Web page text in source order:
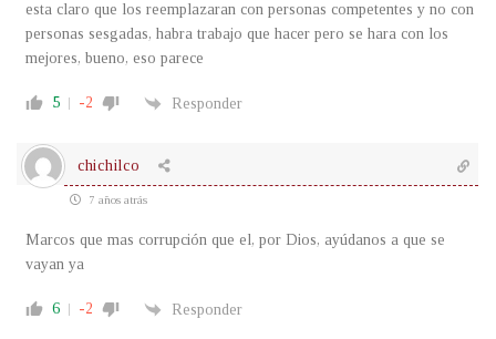
esta claro que los reemplazaran con personas competentes y no con
personas sesgadas, habra trabajo que hacer pero se hara con los
mejores, bueno, eso parece
5 -2 Responder
chichilco
7 años atrás
Marcos que mas corrupción que el, por Dios, ayúdanos a que se
vayan ya
6 -2 Responder